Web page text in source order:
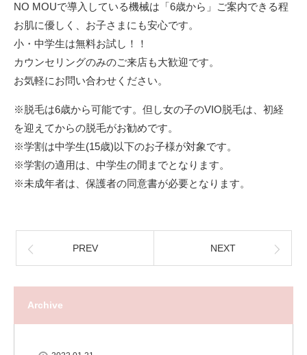
NO MOUで導入している機械は「6歳から」ご案内できる程
お肌に優しく、お子さまにも安心です。
小・中学生は無料お試し！！
カウンセリングのみのご来店も大歓迎です。
お気軽にお問い合わせください。
※脱毛は6歳から可能です。但し女の子のVIO脱毛は、初経
を迎えてからの脱毛がお勧めです。
※学割は中学生(15歳)以下のお子様が対象です。
※学割の適用は、中学生の間までとなります。
※未成年者は、保護者の同意書が必要となります。
PREV NEXT
Archive